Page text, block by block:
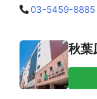
03-5459-8885
秋葉